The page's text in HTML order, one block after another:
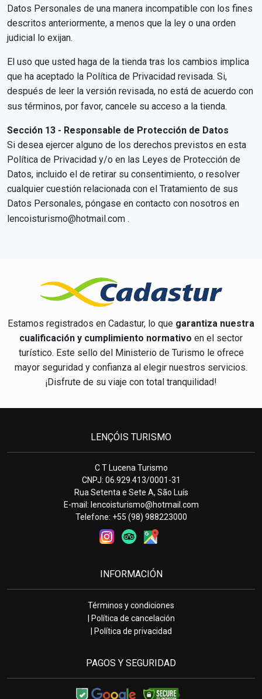
Datos Personales de una manera incompatible con los fines
descritos anteriormente, a menos que la ley o una orden
judicial lo exijan.
El uso que usted haga de la tienda tras los cambios implica
que ha aceptado la Política de Privacidad revisada. Si,
después de leer la versión revisada, no está de acuerdo con
sus términos, por favor, cancele su acceso a la tienda.
Sección 13 - Responsable de Protección de Datos
Si desea ejercer alguno de los derechos previstos en esta
Política de Privacidad y/o en las Leyes de Protección de
Datos, incluido el de retirar su consentimiento, o resolver
cualquier cuestión relacionada con el Tratamiento de sus
Datos Personales, póngase en contacto con nosotros en
lencoisturismo@hotmail.com .
Estamos registrados en Cadastur, lo que garantiza nuestra
cualificación y cumplimiento normativo en el sector
turístico. Este sello del Ministerio de Turismo le ofrece
mayor seguridad y confianza al elegir nuestros servicios.
¡Disfrute de su viaje con total tranquilidad!
LENÇÓIS TURISMO
C T Lucena Turismo
CNPJ: 06.929.413/0001-31
Rua Setenta e Sete A, São Luís
E-mail: lencoisturismo@hotmail.com
Telefone: +55 (98) 988223000
INFORMACIÓN
Términos y condiciones
| Política de cancelación
| Política de privacidad
PAGOS Y SEGURIDAD